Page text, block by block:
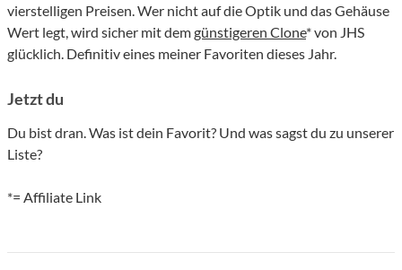
vierstelligen Preisen. Wer nicht auf die Optik und das Gehäuse
Wert legt, wird sicher mit demgünstigeren Clone* von JHS
glücklich. Definitiv eines meiner Favoriten dieses Jahr.
Jetzt du
Du bist dran. Was ist dein Favorit? Und was sagst du zu unserer
Liste?
*= Affiliate Link